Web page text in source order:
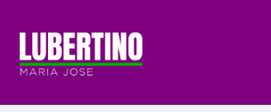
contenido